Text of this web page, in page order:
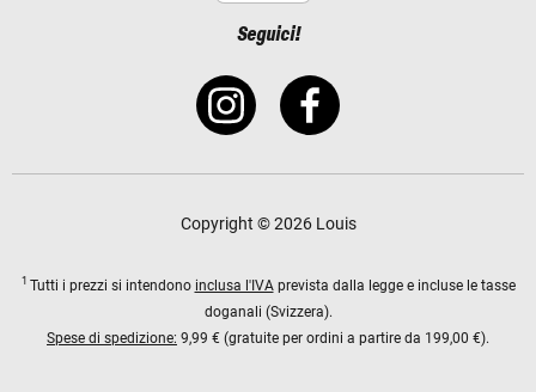
Seguici!
Copyright © 2026 Louis
1 Tutti i prezzi si intendono inclusa l'IVAprevista dalla legge e incluse le tasse
doganali (Svizzera).
Spese di spedizione: 9,99 € (gratuite per ordini a partire da 199,00 €).